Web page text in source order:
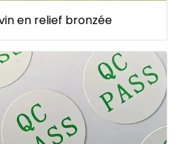
en relief bronzée